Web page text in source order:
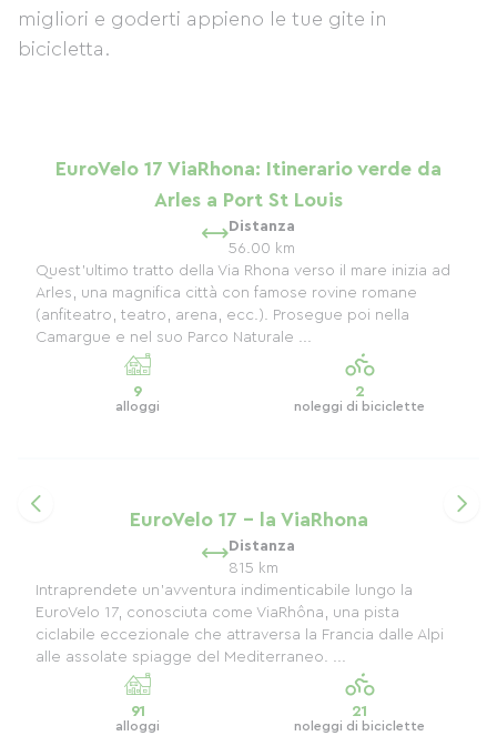
migliori e goderti appieno le tue gite in
bicicletta.
EuroVelo 17 ViaRhona: Itinerario verde da
Arles a Port St Louis
Distanza
56.00 km
Quest'ultimo tratto della Via Rhona verso il mare inizia ad
Arles, una magnifica città con famose rovine romane
(anfiteatro, teatro, arena, ecc.). Prosegue poi nella
Camargue e nel suo Parco Naturale ...
9
alloggi
2
noleggi di biciclette
EuroVelo 17 - la ViaRhona
Distanza
815 km
Intraprendete un'avventura indimenticabile lungo la
EuroVelo 17, conosciuta come ViaRhôna, una pista
ciclabile eccezionale che attraversa la Francia dalle Alpi
alle assolate spiagge del Mediterraneo. ...
91
alloggi
21
noleggi di biciclette